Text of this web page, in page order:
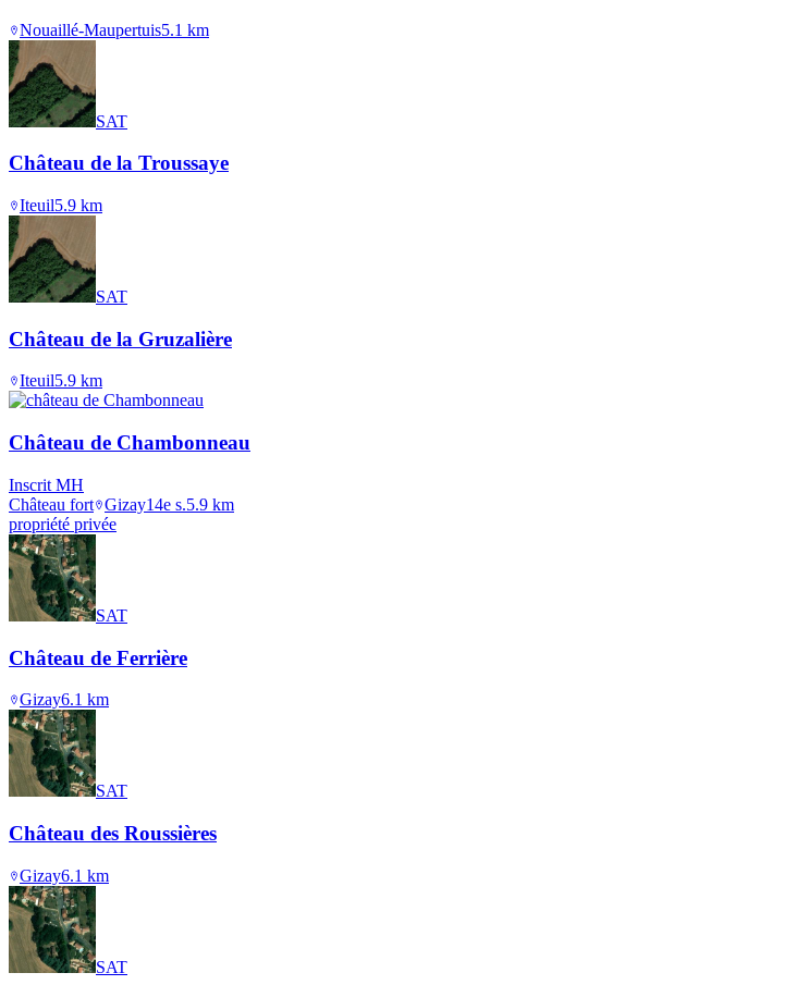
Nouaillé-Maupertuis5.1 km
SAT
Château de la Troussaye
Iteuil5.9 km
SAT
Château de la Gruzalière
Iteuil5.9 km
Château de Chambonneau
Inscrit MH
Château fort Gizay14e s.5.9 km
propriété privée
SAT
Château de Ferrière
Gizay6.1 km
SAT
Château des Roussières
Gizay6.1 km
SAT